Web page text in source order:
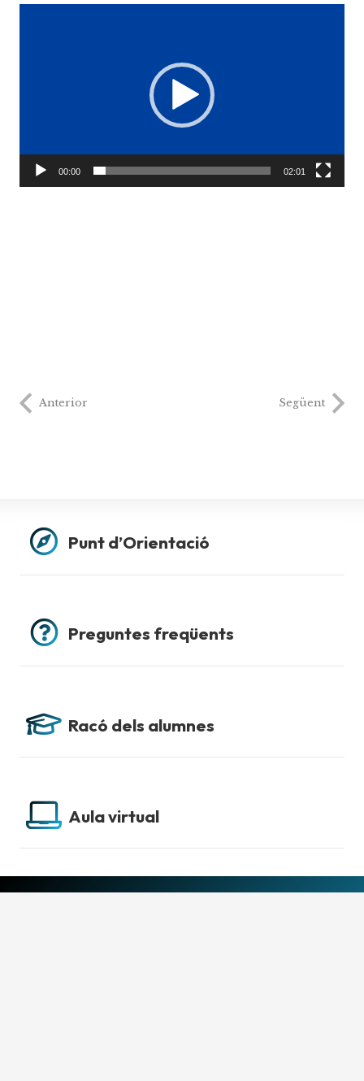
00:00 02:01
Anterior Següent
Punt d’Orientació
Preguntes freqüents
Racó dels alumnes
Aula virtual